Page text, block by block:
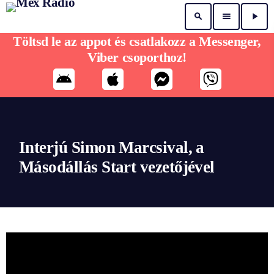
search menu play_arrow
Interjú Simon Marcsival, a
Másodállás Start vezetőjével
Töltsd le az appot és csatlakozz a Messenger,
Viber csoporthoz!